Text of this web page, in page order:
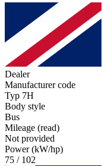
Dealer
Manufacturer code
Typ 7H
Body style
Bus
Mileage (read)
Not provided
Power (kW/hp)
75 / 102